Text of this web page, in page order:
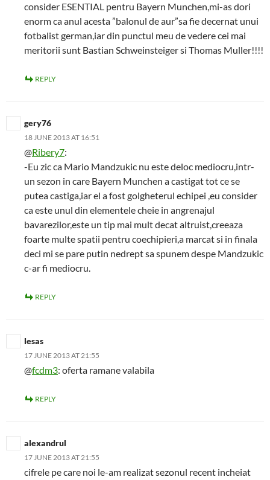
consider ESENTIAL pentru Bayern Munchen,mi-as dori
enorm ca anul acesta ”balonul de aur”sa fie decernat unui
fotbalist german,iar din punctul meu de vedere cei mai
meritorii sunt Bastian Schweinsteiger si Thomas Muller!!!!
REPLY
gery76
18 JUNE 2013 AT 16:51
@Ribery7:
-Eu zic ca Mario Mandzukic nu este deloc mediocru,intr-
un sezon in care Bayern Munchen a castigat tot ce se
putea castiga,iar el a fost golgheterul echipei ,eu consider
ca este unul din elementele cheie in angrenajul
bavarezilor,este un tip mai mult decat altruist,creeaza
foarte multe spatii pentru coechipieri,a marcat si in finala
deci mi se pare putin nedrept sa spunem despe Mandzukic
c-ar fi mediocru.
REPLY
lesas
17 JUNE 2013 AT 21:55
@fcdm3: oferta ramane valabila
REPLY
alexandrul
17 JUNE 2013 AT 21:55
cifrele pe care noi le-am realizat sezonul recent incheiat